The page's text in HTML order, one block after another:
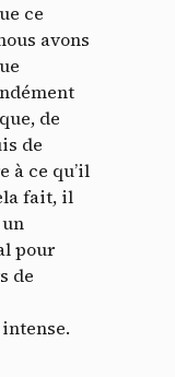
ce
avons
de
de
à ce qu’il
fait, il
pour
de